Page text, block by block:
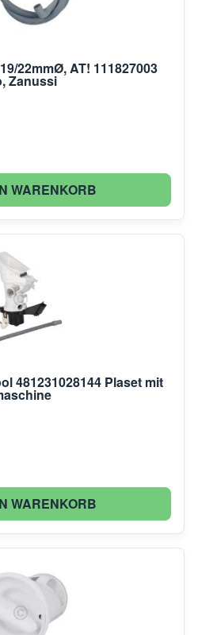
22mmØ, AT! 111827003
Zanussi
WARENKORB
481231028144 Plaset mit
WARENKORB